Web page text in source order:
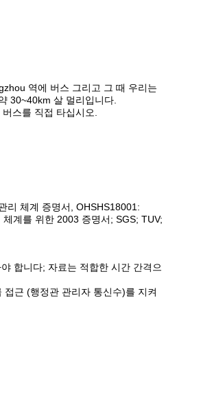
역에 버스 그리고 그 때 우리는
30~40km 살 멀리입니다.
스를 직접 타십시오.
리 체계 증명서, OHSHS18001:
계를 위한 2003 증명서; SGS; TUV;
합니다; 자료는 적합한 시간 간격으
근 (행정관 관리자 통신수)를 지켜